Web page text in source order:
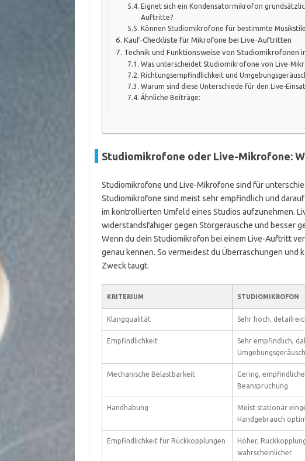
Eignet sich ein Kondensatormikrofon
Auftritte?
Können Studiomikrofone für bestimmte
Kauf-Checkliste für Mikrofone bei Live-Auftritten
Technik und Funktionsweise von Studiomikrofonen
Was unterscheidet Studiomikrofone von Live-
Richtungsempfindlichkeit und
Warum sind diese Unterschiede für den Live-
Ähnliche Beiträge:
Studiomikrofone oder Live-Mikrofone:
Studiomikrofone und Live-Mikrofone sind für
Studiomikrofone sind meist sehr empfindlich und
im kontrollierten Umfeld eines Studios aufzunehmen.
widerstandsfähiger gegen Störgeräusche und besser
Wenn du dein Studiomikrofon bei einem Live-Auftritt
genau kennen. So vermeidest du Überraschungen
Zweck taugt.
KRITERIUM STUDIOMIKROFON
Klangqualität Sehr hoch,
Empfindlichkeit
Sehr empfindlich,
Mechanische Belastbarkeit
Gering,
Beanspruchung
Handhabung
Meist stationär
Handgebrauch
Empfindlichkeit für Rückkopplungen
Höher,
wahrscheinlicher